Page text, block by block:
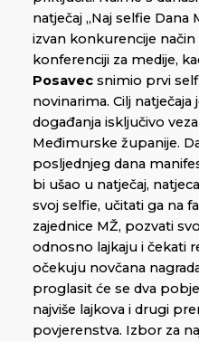
natječaj „Naj selfie Dana
izvan konkurencije
konferenciji za medije,
Posavec snimio prvi
novinarima. Cilj
događanja isključivo
Međimurske županije.
posljednjeg dana
bi ušao u natječaj,
svoj selfie, učitati ga na
zajednice MŽ, pozvati
odnosno lajkaju i čekati
očekuju novčana
proglasit će se dva
najviše lajkova i drugi
povjerenstva. Izbor za